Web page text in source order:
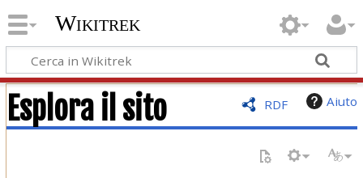
Wikitrek
RDF Aiuto
Esplora il sito